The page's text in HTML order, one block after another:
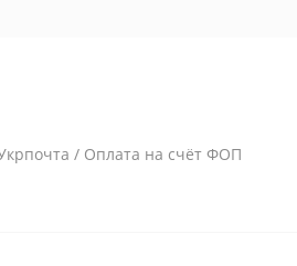
/ Оплата на счёт ФОП